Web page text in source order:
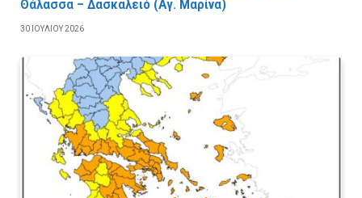
Θάλασσα – Δασκαλειό (Αγ. Μαρίνα)
30 ΙΟΥΛΊΟΥ 2026